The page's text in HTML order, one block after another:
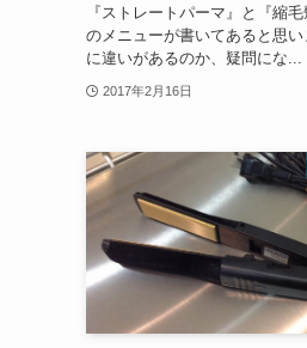
『ストレートパーマ』と『縮
のメニューが書いてあると思い
に違いがあるのか、疑問にな...
2017年2月16日